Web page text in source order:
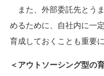
また、外部委託先とう
めるために、自社内に一
育成しておくことも重要に
＜アウトソーシング型の